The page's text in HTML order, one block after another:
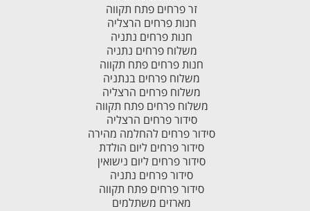
זר פרחים פתח תקווה
חנות פרחים הרצליה
חנות פרחים נתניה
משלוח פרחים נתניה
חנות פרחים פתח תקווה
משלוח פרחים בנתניה
משלוח פרחים הרצליה
משלוח פרחים פתח תקווה
סידור פרחים הרצליה
סידור פרחים להחלמה מהירה
סידור פרחים ליום הולדת
סידור פרחים ליום נישואין
סידור פרחים נתניה
סידור פרחים פתח תקווה
מארזים משתלמים